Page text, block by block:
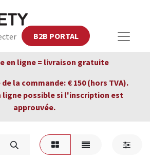
B2B PORTAL
en ligne = livraison gratuite
la commande: € 150 (hors TVA).
ligne possible si l'inscription est
approuvée.